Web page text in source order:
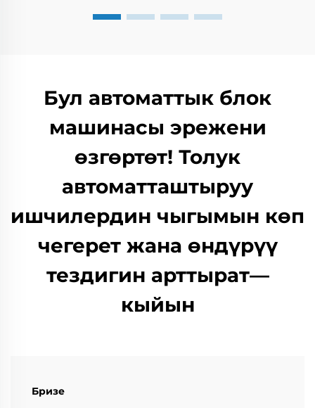
Бул автоматтык блок
машинасы эрежени
өзгөртөт! Толук
автоматташтыруу
ишчилердин чыгымын көп
чегерет жана өндүрүү
тездигин арттырат—
кыйын
Бризе